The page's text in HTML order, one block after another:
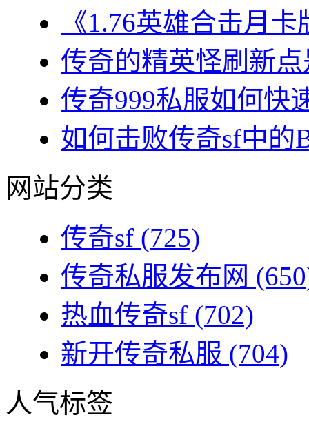
《1.76英雄合击月
传奇的精英怪刷新
传奇999私服如何快
如何击败传奇sf中的
网站分类
传奇sf (725)
传奇私服发布网
热血传奇sf (702)
新开传奇私服 (704)
人气标签